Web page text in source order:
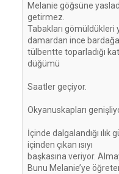
Melanie göğsüne
getirmez.
Tabakları gömüldükleri
damardan ince
tülbentte toparladığı
düğümü
Saatler geçiyor.
Okyanuskapları
İçinde dalgalandığı
içinden çıkan ısıyı
başkasına veriyor.
Bunu Melanie’ye